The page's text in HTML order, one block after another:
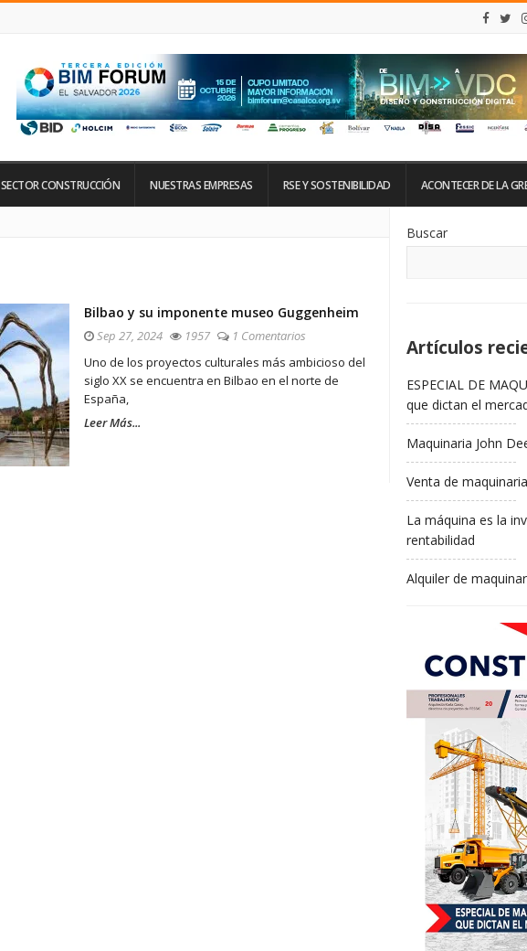
SECTOR CONSTRUCCIÓN NUESTRAS EMPRESAS RSE Y SOSTENIBILIDAD ACONTECER DE LA
Bilbao y su imponente museo Guggenheim
Sep 27, 2024 1957
1 Comentarios
Uno de los proyectos culturales más ambicioso del
siglo XX se encuentra en Bilbao en el norte de
España,
Leer Más...
De
La
Buscar
Artículos
ESPECIAL DE
que dictan el
Maquinaria John
Venta de
La máquina es la
rentabilidad
Alquiler de